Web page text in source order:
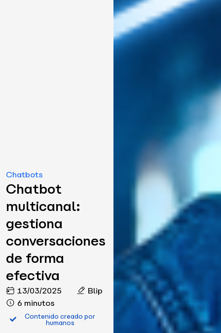
Chatbots
Chatbot
multicanal:
gestiona
conversaciones
de forma
efectiva
13/03/2025
Blip
6 minutos
Contenido creado por
humanos